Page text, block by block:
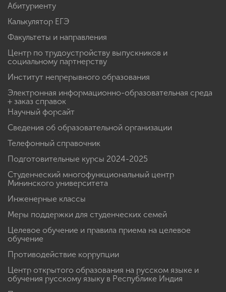
Абитуриенту
Калькулятор ЕГЭ
Факультеты и направления
Центр по трудоустройству выпускников и
социальному партнерству
Институт непрерывного образования
Электронная информационно-образовательная среда
+ заказ справок
Научный форсайт
Сведения об образовательной организации
Телефонный справочник
Подготовительные курсы 2024-2025
Студенческий многофункциональный центр
Мининского университета
Инженерные классы
Меры поддержки для студенческих семей
Целевое обучение и правила приема на целевое
обучение
Противодействие коррупции
Центр открытого образования на русском языке и
обучения русскому языку в Республике Индия